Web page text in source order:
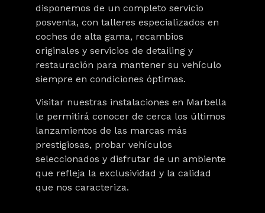
disponemos de un completo servicio
posventa, con talleres especializados en
coches de alta gama, recambios
originales y servicios de detailing y
restauración para mantener su vehículo
siempre en condiciones óptimas.
Visitar nuestras instalaciones en Marbella
le permitirá conocer de cerca los últimos
lanzamientos de las marcas más
prestigiosas, probar vehículos
seleccionados y disfrutar de un ambiente
que refleja la exclusividad y la calidad
que nos caracteriza.